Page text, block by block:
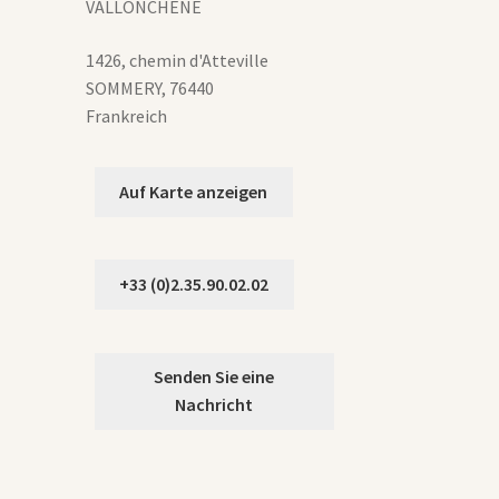
VALLONCHENE
1426, chemin d'Atteville
SOMMERY, 76440
Frankreich
Auf Karte anzeigen
+33 (0)2.35.90.02.02
Senden Sie eine
Nachricht